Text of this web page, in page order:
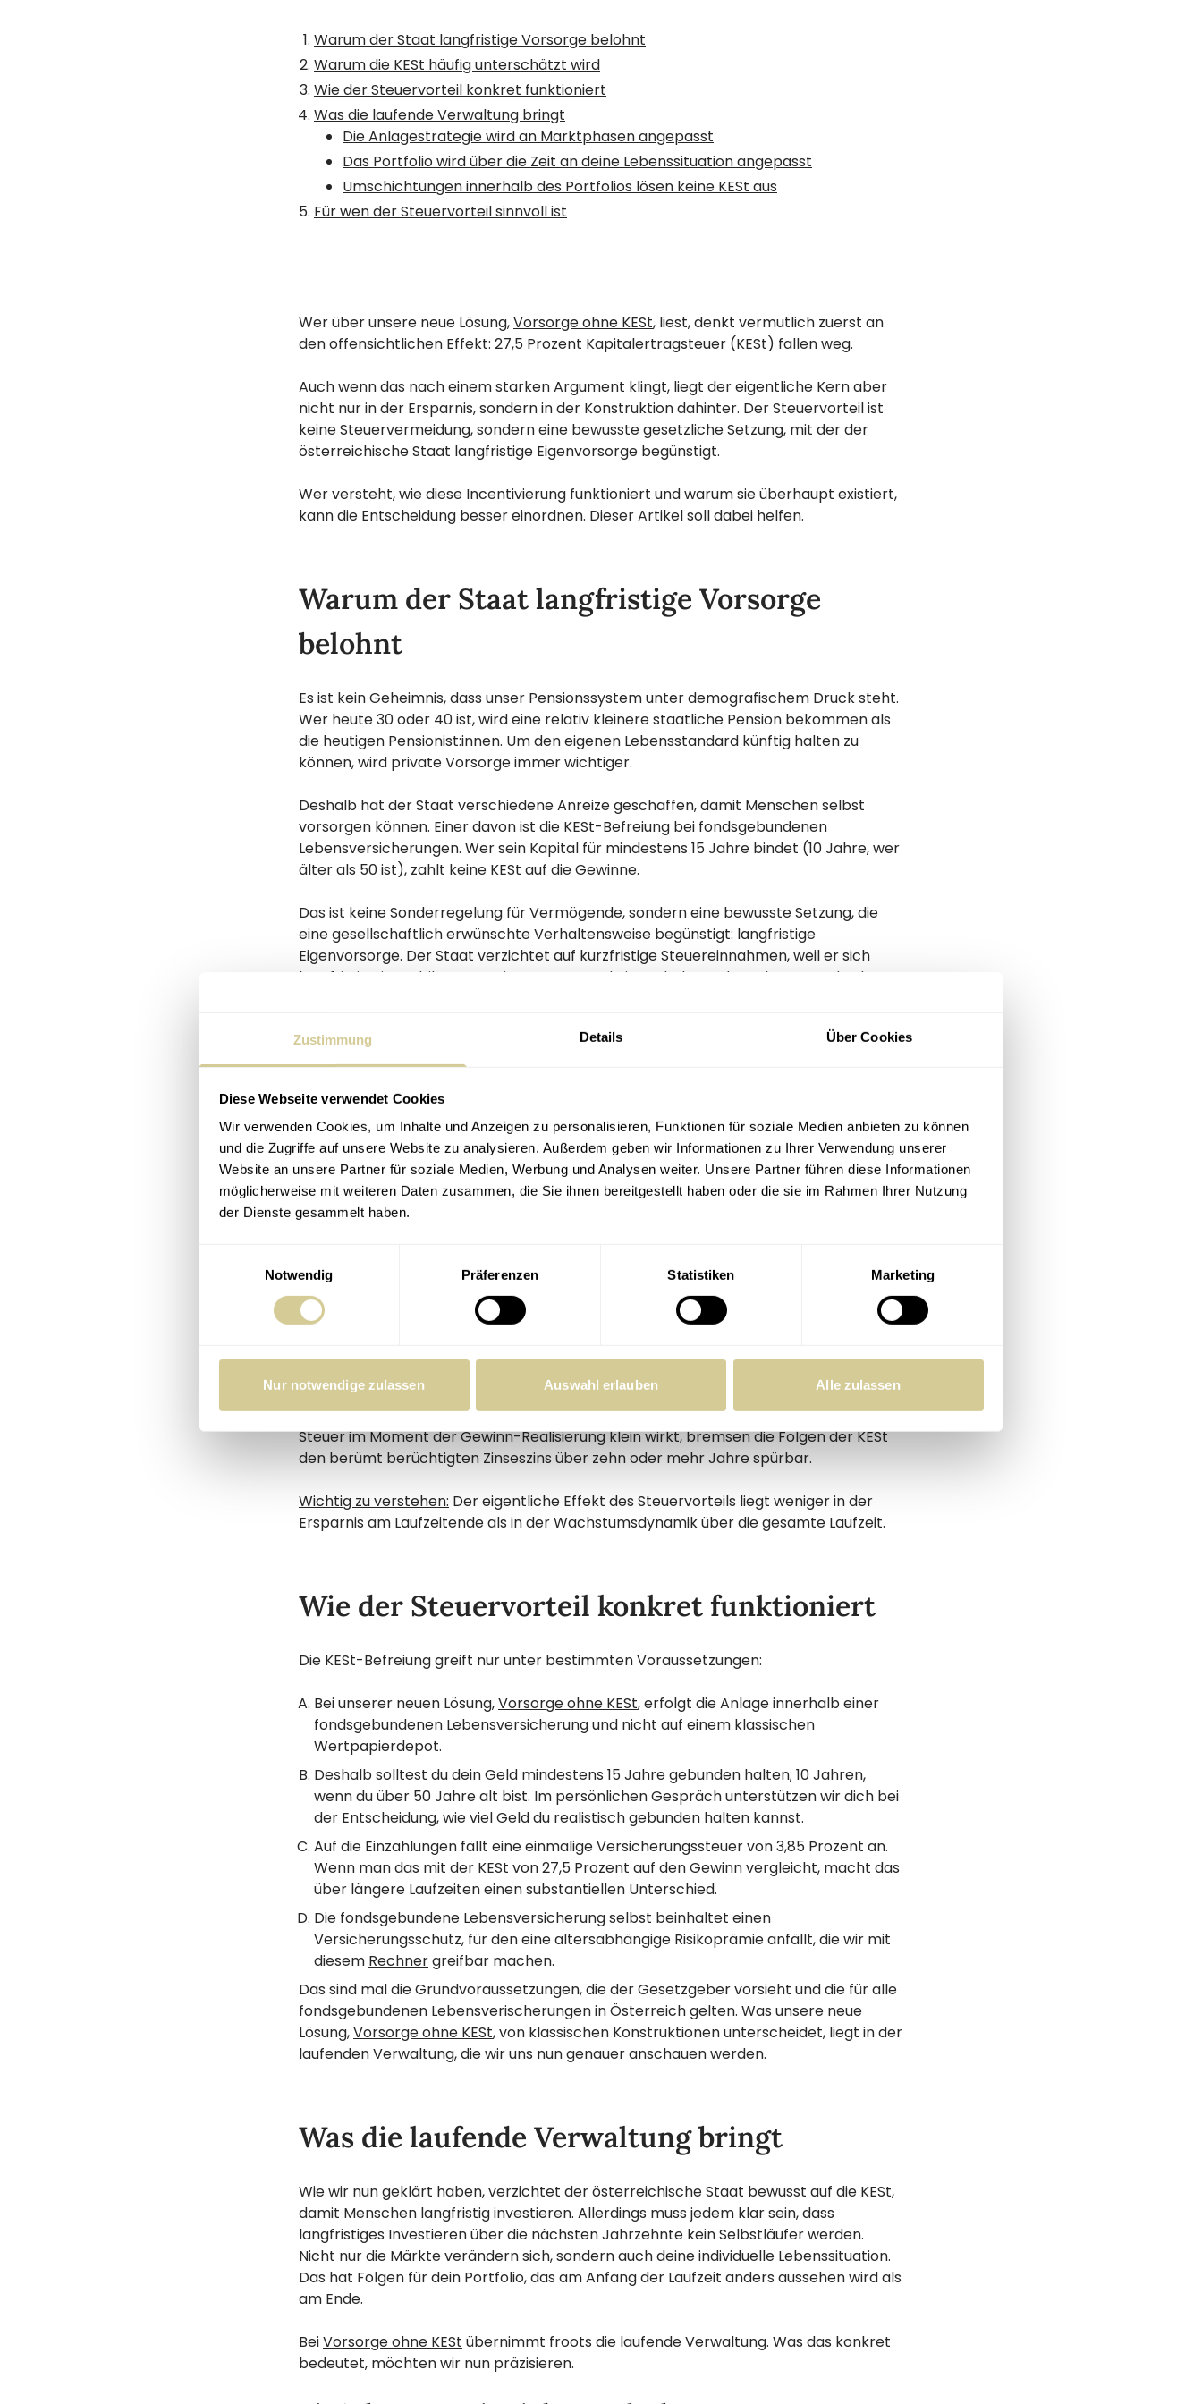
Zustimmung Details Über Cookies
Diese Webseite verwendet Cookies
Wir verwenden Cookies, um Inhalte und Anzeigen zu personalisieren, Funktionen für soziale Medien anbieten zu können
und die Zugriffe auf unsere Website zu analysieren. Außerdem geben wir Informationen zu Ihrer Verwendung unserer
Website an unsere Partner für soziale Medien, Werbung und Analysen weiter. Unsere Partner führen diese Informationen
möglicherweise mit weiteren Daten zusammen, die Sie ihnen bereitgestellt haben oder die sie im Rahmen Ihrer Nutzung
der Dienste gesammelt haben.
Notwendig
Präferenzen Statistiken Marketing
Nur notwendige zulassen Auswahl erlauben Alle zulassen
Warum der Staat langfristige Vorsorge belohnt
Warum die KESt häufig unterschätzt wird
Wie der Steuervorteil konkret funktioniert
Was die laufende Verwaltung bringt
Die Anlagestrategie wird an Marktphasen angepasst
Das Portfolio wird über die Zeit an deine Lebenssituation angepasst
Umschichtungen innerhalb des Portfolios lösen keine KESt aus
Für wen der Steuervorteil sinnvoll ist
Wer über unsere neue Lösung,Vorsorge ohne KESt, liest, denkt vermutlich zuerst an
den offensichtlichen Effekt: 27,5 Prozent Kapitalertragsteuer (KESt) fallen weg.
Auch wenn das nach einem starken Argument klingt, liegt der eigentliche Kern aber
nicht nur in der Ersparnis, sondern in der Konstruktion dahinter. Der Steuervorteil ist
keine Steuervermeidung, sondern eine bewusste gesetzliche Setzung, mit der der
österreichische Staat langfristige Eigenvorsorge begünstigt.
Wer versteht, wie diese Incentivierung funktioniert und warum sie überhaupt existiert,
kann die Entscheidung besser einordnen. Dieser Artikel soll dabei helfen.
Warum der Staat langfristige Vorsorge
belohnt
Es ist kein Geheimnis, dass unser Pensionssystem unter demografischem Druck steht.
Wer heute 30 oder 40 ist, wird eine relativ kleinere staatliche Pension bekommen als
die heutigen Pensionist:innen. Um den eigenen Lebensstandard künftig halten zu
können, wird private Vorsorge immer wichtiger.
Deshalb hat der Staat verschiedene Anreize geschaffen, damit Menschen selbst
vorsorgen können. Einer davon ist die KESt-Befreiung bei fondsgebundenen
Lebensversicherungen. Wer sein Kapital für mindestens 15 Jahre bindet (10 Jahre, wer
älter als 50 ist), zahlt keine KESt auf die Gewinne.
Das ist keine Sonderregelung für Vermögende, sondern eine bewusste Setzung, die
eine gesellschaftlich erwünschte Verhaltensweise begünstigt: langfristige
Eigenvorsorge. Der Staat verzichtet auf kurzfristige Steuereinnahmen, weil er sich
langfristig ein stabileres Pensionssystem und eine Erhaltung des Lebensstandards
Die KESt beträgt hierzulande 27,5 Prozent auf Kapitalgewinne. Viele denken, die KESt
fällt nur dann an, wenn man Wertpapiere mit Gewinn verkauft. Das ist aber nicht die
ganze Wahrheit.
Bei jeder Umschichtung, wenn ein ETF oder Fonds verkauft wird oder man in einen
regelmäßig umschichtet, sei es zum Rebalancing oder zur Strategieanpassung, zahlt
entsprechend häufig.
Aber das ist noch nicht alles. Bei ausschüttungsgleichen Erträgen, das sind
Die KESt ist also nicht nur etwas, was am Ende irgendwann anfällt. Selbst wenn diese
Steuer im Moment der Gewinn-Realisierung klein wirkt, bremsen die Folgen der KESt
den berümt berüchtigten Zinseszins über zehn oder mehr Jahre spürbar.
Wichtig zu verstehen: Der eigentliche Effekt des Steuervorteils liegt weniger in der
Ersparnis am Laufzeitende als in der Wachstumsdynamik über die gesamte Laufzeit.
Wie der Steuervorteil konkret funktioniert
Die KESt-Befreiung greift nur unter bestimmten Voraussetzungen:
Bei unserer neuen Lösung,Vorsorge ohne KESt, erfolgt die Anlage innerhalb einer
fondsgebundenen Lebensversicherung und nicht auf einem klassischen
Wertpapierdepot.
Deshalb solltest du dein Geld mindestens 15 Jahre gebunden halten; 10 Jahren,
wenn du über 50 Jahre alt bist. Im persönlichen Gespräch unterstützen wir dich bei
der Entscheidung, wie viel Geld du realistisch gebunden halten kannst.
Auf die Einzahlungen fällt eine einmalige Versicherungssteuer von 3,85 Prozent an.
Wenn man das mit der KESt von 27,5 Prozent auf den Gewinn vergleicht, macht das
über längere Laufzeiten einen substantiellen Unterschied.
Die fondsgebundene Lebensversicherung selbst beinhaltet einen
Versicherungsschutz, für den eine altersabhängige Risikoprämie anfällt, die wir mit
diesem Rechnergreifbar machen.
Das sind mal die Grundvoraussetzungen, die der Gesetzgeber vorsieht und die für alle
fondsgebundenen Lebensverischerungen in Österreich gelten. Was unsere neue
Lösung,Vorsorge ohne KESt, von klassischen Konstruktionen unterscheidet, liegt in der
laufenden Verwaltung, die wir uns nun genauer anschauen werden.
Was die laufende Verwaltung bringt
Wie wir nun geklärt haben, verzichtet der österreichische Staat bewusst auf die KESt,
damit Menschen langfristig investieren. Allerdings muss jedem klar sein, dass
langfristiges Investieren über die nächsten Jahrzehnte kein Selbstläufer werden.
Nicht nur die Märkte verändern sich, sondern auch deine individuelle Lebenssituation.
Das hat Folgen für dein Portfolio, das am Anfang der Laufzeit anders aussehen wird als
am Ende.
BeiVorsorge ohne KESt übernimmt froots die laufende Verwaltung. Was das konkret
bedeutet, möchten wir nun präzisieren.